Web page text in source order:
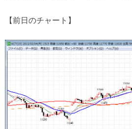
【前日のチャート】